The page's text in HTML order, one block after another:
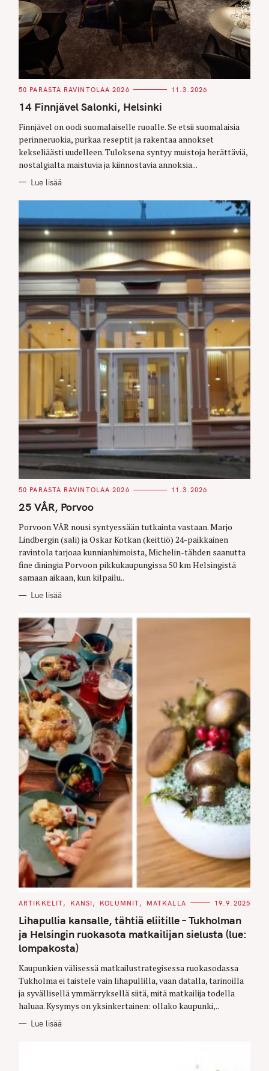
C
T
E
O
R
I
E
S
50 PARASTA RAVINTOLAA 2026 11.3.2026
14 Finnjävel Salonki, Helsinki
Finnjävel on oodi suomalaiselle ruoalle. Se etsii suomalaisia
perinneruokia, purkaa reseptit ja rakentaa annokset
kekseliäästi uudelleen. Tuloksena syntyy muistoja herättäviä,
nostalgialta maistuvia ja kiinnostavia annoksia...
Lue lisää
C
T
E
O
R
I
S
50 PARASTA RAVINTOLAA 2026 11.3.2026
25 VÅR, Porvoo
Porvoon VÅR nousi syntyessään tutkainta vastaan. Marjo
Lindbergin (sali) ja Oskar Kotkan (keittiö) 24-paikkainen
ravintola tarjoaa kunnianhimoista, Michelin-tähden saanutta
fine diningia Porvoon pikkukaupungissa 50 km Helsingistä
samaan aikaan, kun kilpailu..
Lue lisää
C
T
E
G
O
R
I
S
ARTIKKELIT KANSI KOLUMNIT MATKALLA 19.9.2025
Lihapullia kansalle, tähtiä eliitille – Tukholman
ja Helsingin ruokasota matkailijan sielusta (lue:
lompakosta)
Kaupunkien välisessä matkailustrategisessa ruokasodassa
Tukholma ei taistele vain lihapullilla, vaan datalla, tarinoilla
ja syvällisellä ymmärryksellä siitä, mitä matkailija todella
haluaa. Kysymys on yksinkertainen: ollako kaupunki,..
Lue lisää